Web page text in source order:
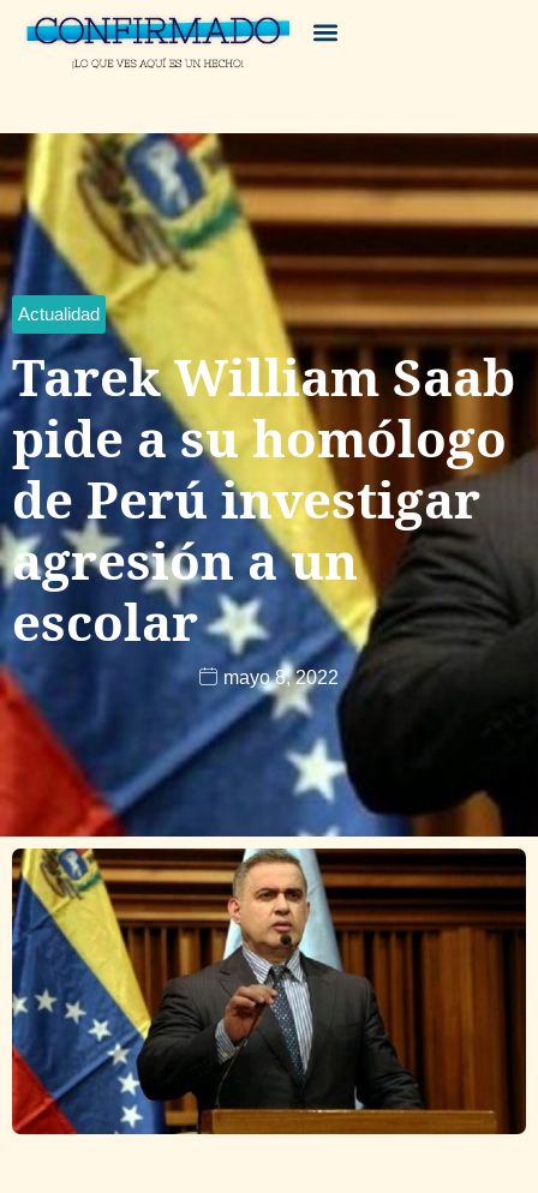
Actualidad
Tarek William Saab
pide a su homólogo
de Perú investigar
agresión a un
escolar
mayo 8, 2022